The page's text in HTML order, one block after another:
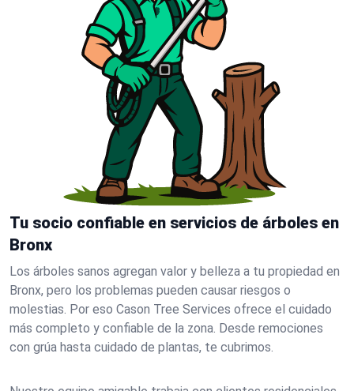
Tu socio confiable en servicios de árboles en
Bronx
Los árboles sanos agregan valor y belleza a tu propiedad en
Bronx, pero los problemas pueden causar riesgos o
molestias. Por eso Cason Tree Services ofrece el cuidado
más completo y confiable de la zona. Desde remociones
con grúa hasta cuidado de plantas, te cubrimos.